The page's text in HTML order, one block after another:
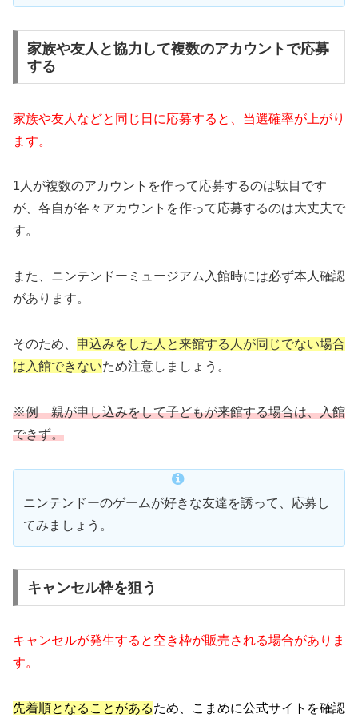
家族や友人と協力して複数のアカウントで応募
する
家族や友人などと同じ日に応募すると、当選確率が上がり
ます。
1人が複数のアカウントを作って応募するのは駄目です
が、各自が各々アカウントを作って応募するのは大丈夫で
す。
また、ニンテンドーミュージアム入館時には必ず本人確認
があります。
そのため、 申込みをした人と来館する人が同じでない場合
は入館できないため注意しましょう。
※例 親が申し込みをして子どもが来館する場合は、入館
できず。
ニンテンドーのゲームが好きな友達を誘って、応募し
てみましょう。
キャンセル枠を狙う
キャンセルが発生すると空き枠が販売される場合がありま
す。
先着順となることがあるため、こまめに公式サイトを確認